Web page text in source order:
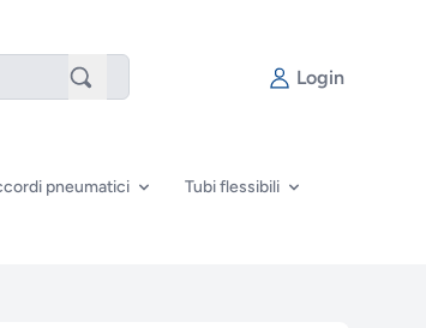
Login
pneumatici Tubi flessibili